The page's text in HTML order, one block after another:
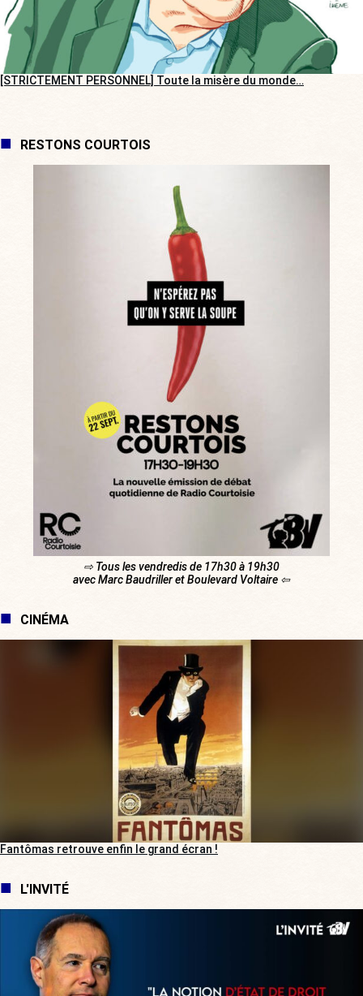
[STRICTEMENT PERSONNEL] Toute la misère du monde…
RESTONS COURTOIS
⇨ Tous les vendredis de 17h30 à 19h30
avec Marc Baudriller et Boulevard Voltaire ⇦
CINÉMA
Fantômas retrouve enfin le grand écran !
L'INVITÉ